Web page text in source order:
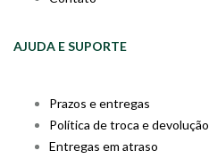
AJUDA E SUPORTE
Prazos e entregas
Política de troca e devolução
Entregas em atraso